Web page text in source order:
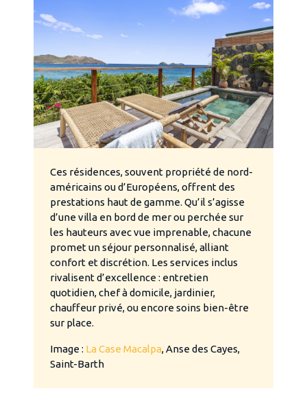
Ces résidences, souvent propriété de nord-
américains ou d’Européens, offrent des
prestations haut de gamme. Qu’il s’agisse
d’une villa en bord de mer ou perchée sur
les hauteurs avec vue imprenable, chacune
promet un séjour personnalisé, alliant
confort et discrétion. Les services inclus
rivalisent d’excellence : entretien
quotidien, chef à domicile, jardinier,
chauffeur privé, ou encore soins bien-être
sur place.
Image : La Case Macalpa, Anse des Cayes,
Saint-Barth